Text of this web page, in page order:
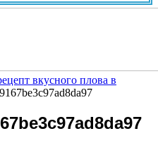
вкусного плова в